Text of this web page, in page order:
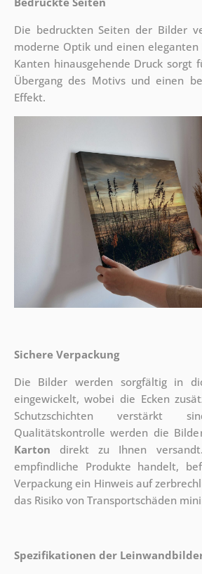
Die bedruckten Seiten der Bilder
moderne Optik und einen
Kanten hinausgehende Druck sorgt
Übergang des Motivs und einen
Effekt.
Sichere Verpackung
Die Bilder werden sorgfältig in
eingewickelt, wobei die Ecken
Schutzschichten verstärkt
Qualitätskontrolle werden die
Karton direkt zu Ihnen
empfindliche Produkte handelt,
Verpackung ein Hinweis auf
das Risiko von Transportschäden
Spezifikationen der